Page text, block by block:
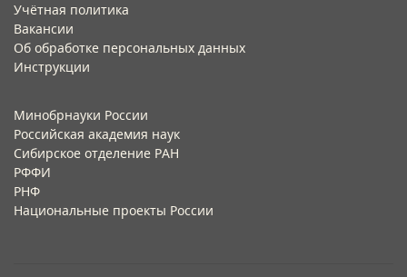
Учётная политика​
Вакансии​
Об обработке персональных данных​
Инструкции​
Минобрнауки России
Российская академия наук
Сибирское отделение РАН
РФФИ
РНФ
Национальные проекты России